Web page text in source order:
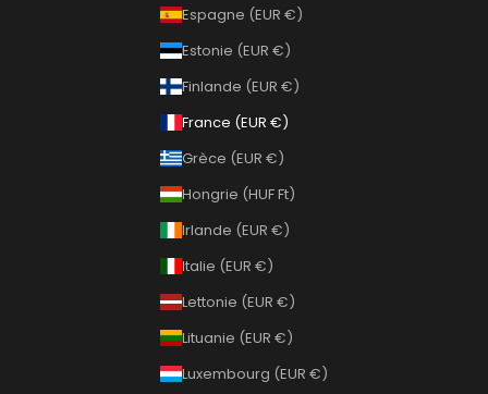
Espagne (EUR €)
Estonie (EUR €)
Finlande (EUR €)
France (EUR €)
Grèce (EUR €)
Hongrie (HUF Ft)
Irlande (EUR €)
Italie (EUR €)
Lettonie (EUR €)
Lituanie (EUR €)
Luxembourg (EUR €)